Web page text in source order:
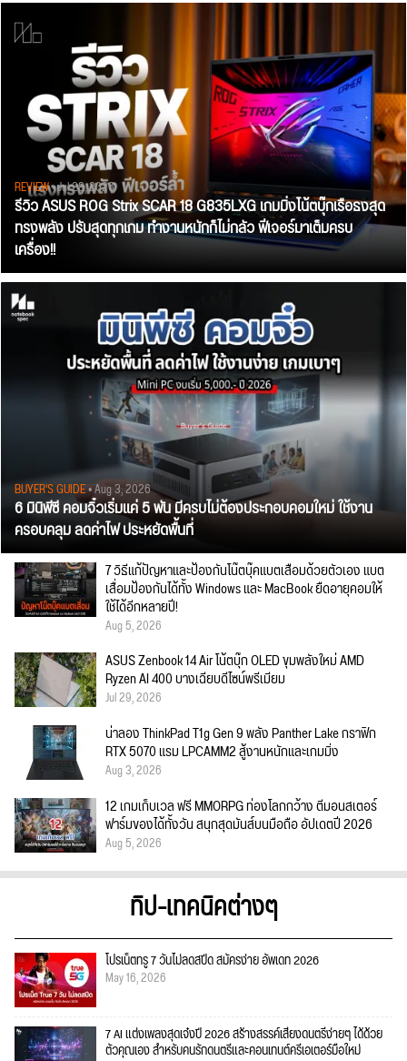
REVIEW• Jul 28, 2026
รีวิว ASUS ROG Strix SCAR 18 G835LXG เกมมิ่งโน้ตบุ๊กเรือธงสุด
ทรงพลัง ปรับสุดทุกเกม ทำงานหนักก็ไม่กลัว ฟีเจอร์มาเต็มครบ
เครื่อง!!
BUYER'S GUIDE• Aug 3, 2026
6 มินิพีซี คอมจิ๋วเริ่มแค่ 5 พัน มีครบไม่ต้องประกอบคอมใหม่ ใช้งาน
ครอบคลุม ลดค่าไฟ ประหยัดพื้นที่
7 วิธีแก้ปัญหาและป้องกันโน๊ตบุ๊คแบตเสื่อมด้วยตัวเอง แบต
เสื่อมป้องกันได้ทั้ง Windows และ MacBook ยืดอายุคอมให้
ใช้ได้อีกหลายปี!
Aug 5, 2026
ASUS Zenbook 14 Air โน้ตบุ๊ก OLED ขุมพลังใหม่ AMD
Ryzen AI 400 บางเฉียบดีไซน์พรีเมียม
Jul 29, 2026
น่าลอง ThinkPad T1g Gen 9 พลัง Panther Lake กราฟิก
RTX 5070 แรม LPCAMM2 สู้งานหนักและเกมมิ่ง
Aug 3, 2026
12 เกมเก็บเวล ฟรี MMORPG ท่องโลกกว้าง ตีมอนสเตอร์
ฟาร์มของได้ทั้งวัน สนุกสุดมันส์บนมือถือ อัปเดตปี 2026
Aug 5, 2026
ทิป-เทคนิคต่างๆ
โปรเน็ตทรู 7 วันไม่ลดสปีด สมัครง่าย อัพเดท 2026
May 16, 2026
7 AI แต่งเพลงสุดเจ๋งปี 2026 สร้างสรรค์เสียงดนตรีง่ายๆ ได้ด้วย
ตัวคุณเอง สำหรับคนรักดนตรีและคอนเทนต์ครีเอเตอร์มือใหม่